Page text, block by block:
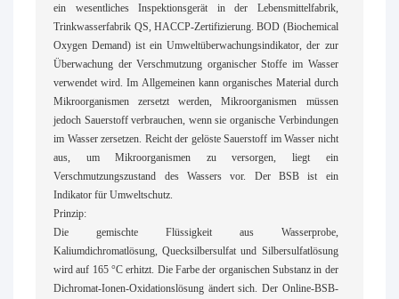
ein wesentliches Inspektionsgerät in der Lebensmittelfabrik,
Trinkwasserfabrik QS, HACCP-Zertifizierung. BOD (Biochemical
Oxygen Demand) ist ein Umweltüberwachungsindikator, der zur
Überwachung der Verschmutzung organischer Stoffe im Wasser
verwendet wird. Im Allgemeinen kann organisches Material durch
Mikroorganismen zersetzt werden, Mikroorganismen müssen
jedoch Sauerstoff verbrauchen, wenn sie organische Verbindungen
im Wasser zersetzen. Reicht der gelöste Sauerstoff im Wasser nicht
aus, um Mikroorganismen zu versorgen, liegt ein
Verschmutzungszustand des Wassers vor. Der BSB ist ein
Indikator für Umweltschutz.
Prinzip:
Die gemischte Flüssigkeit aus Wasserprobe,
Kaliumdichromatlösung, Quecksilbersulfat und Silbersulfatlösung
wird auf 165 °C erhitzt. Die Farbe der organischen Substanz in der
Dichromat-Ionen-Oxidationslösung ändert sich. Der Online-BSB-